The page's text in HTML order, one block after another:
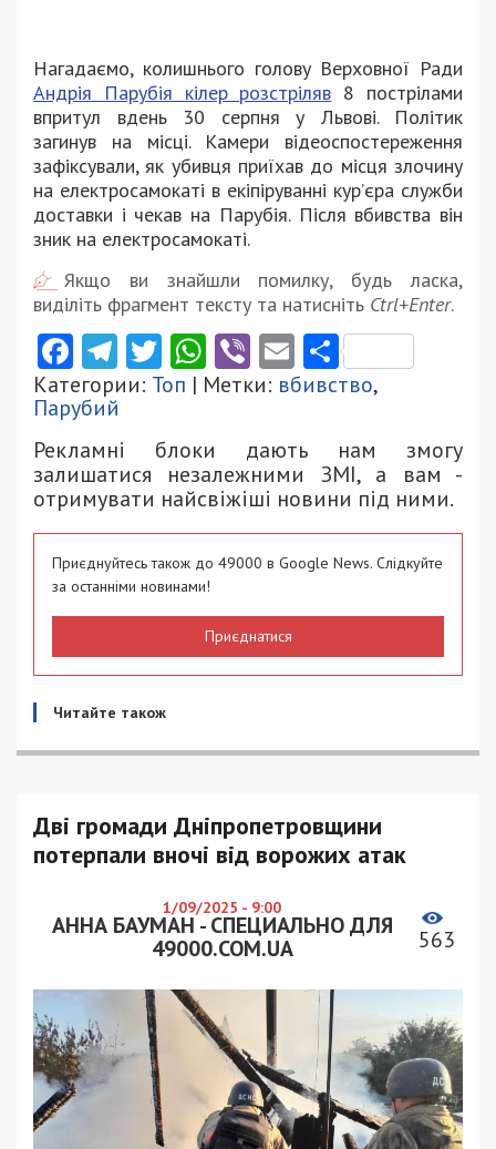
Нагадаємо, колишнього голову Верховної Ради
Андрія Парубія кілер розстріляв 8 пострілами
впритул вдень 30 серпня у Львові. Політик
загинув на місці. Камери відеоспостереження
зафіксували, як убивця приїхав до місця злочину
на електросамокаті в екіпіруванні кур’єра служби
доставки і чекав на Парубія. Після вбивства він
зник на електросамокаті.
Якщо ви знайшли помилку, будь ласка,
виділіть фрагмент тексту та натисніть Ctrl+Enter.
Facebook
Telegram
Twitter
WhatsApp
ViberEmail
Категории: Топ | Метки: вбивство,
Парубий
Рекламні блоки дають нам змогу
залишатися незалежними ЗМІ, а вам -
отримувати найсвіжіші новини під ними.
Приєднуйтесь також до 49000 в Google News. Слідкуйте
за останніми новинами!
Приєднатися
Читайте також
Дві громади Дніпропетровщини
потерпали вночі від ворожих атак
1/09/2025 - 9:00
АННА БАУМАН - СПЕЦИАЛЬНО ДЛЯ
49000.COM.UA
563